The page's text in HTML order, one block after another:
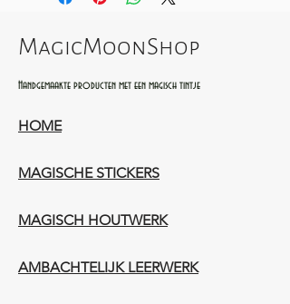
MagicMoonShop
Handgemaakte producten met een magisch tintje
HOME
MAGISCHE STICKERS
MAGISCH HOUTWERK
AMBACHTELIJK LEERWERK​